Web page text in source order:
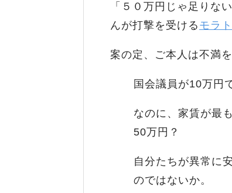
「５０万円じゃ足りな
んが打撃を受ける モラ
案の定、ご本人は不満
国会議員が10万円
なのに、家賃が最
50万円？
自分たちが異常に
のではないか。